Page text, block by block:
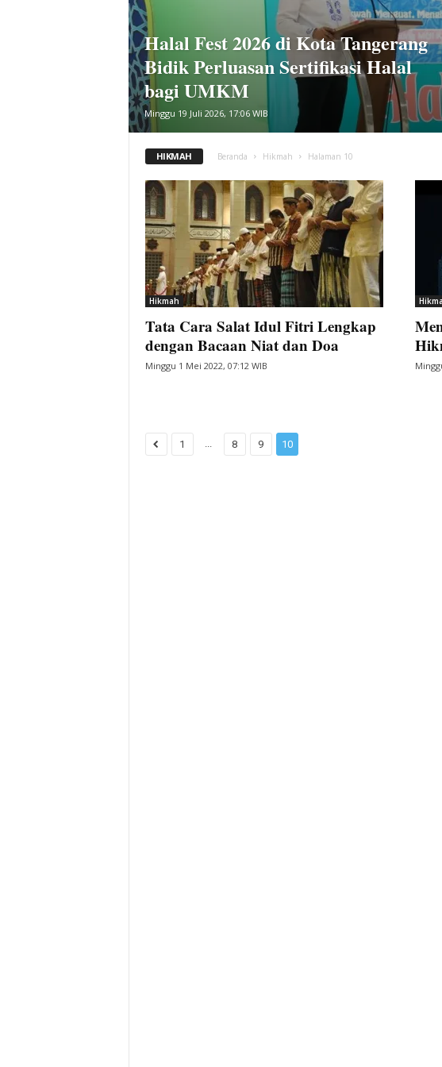
i
t
a
B
a
n
t
e
Halal Fest 2026 di Kota Tangerang
Bidik Perluasan Sertifikasi Halal
bagi UMKM
Minggu 19 Juli 2026, 17:06 WIB
HIKMAH Beranda Hikmah Halaman 10
Hikmah
Tata Cara Salat Idul Fitri Lengkap
dengan Bacaan Niat dan Doa
Minggu 1 Mei 2022, 07:12 WIB
1 ... 8 9 10